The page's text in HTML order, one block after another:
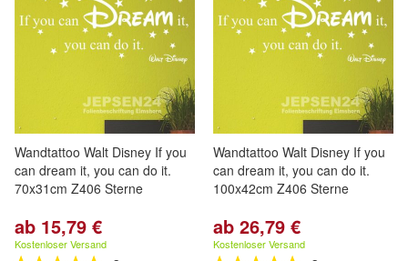
Wandtattoo Walt Disney If you
can dream it, you can do it.
70x31cm Z406 Sterne
ab 15,79 €
Kostenloser Versand
Wandtattoo Walt Disney If you
can dream it, you can do it.
100x42cm Z406 Sterne
ab 26,79 €
Kostenloser Versand